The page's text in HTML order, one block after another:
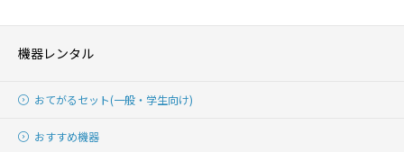
機器レンタル
おてがるセット(一般・学生向け)
おすすめ機器